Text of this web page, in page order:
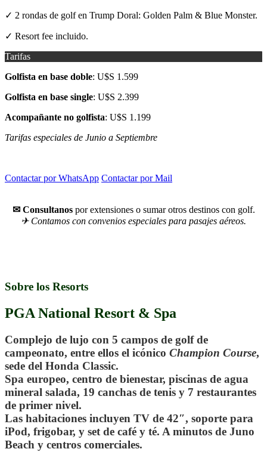
✓ 2 rondas de golf en Trump Doral: Golden Palm & Blue Monster.
✓ Resort fee incluido.
Tarifas
Golfista en base doble: U$S 1.599
Golfista en base single: U$S 2.399
Acompañante no golfista: U$S 1.199
Tarifas especiales de Junio a Septiembre
Contactar por WhatsApp Contactar por Mail
✉ Consultanospor extensiones o sumar otros destinos con golf.
✈︎ Contamos con convenios especiales para pasajes aéreos.
Sobre los Resorts
PGA National Resort & Spa
Complejo de lujo con 5 campos de golf de
campeonato, entre ellos el icónico Champion Course,
sede del Honda Classic.
Spa europeo, centro de bienestar, piscinas de agua
mineral salada, 19 canchas de tenis y 7 restaurantes
de primer nivel.
Las habitaciones incluyen TV de 42″, soporte para
iPod, frigobar, y set de café y té. A minutos de Juno
Beach y centros comerciales.